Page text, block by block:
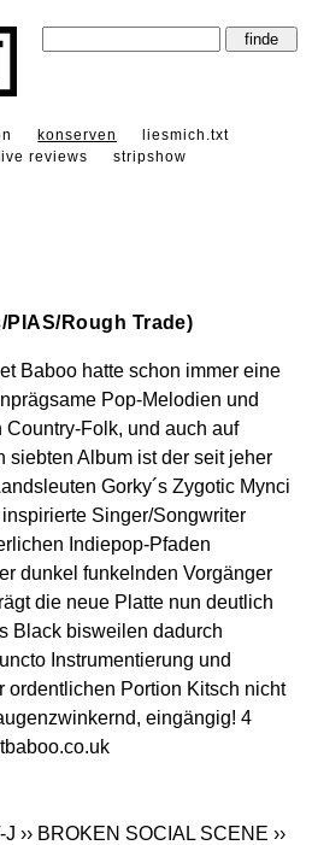
konserven
liesmich.txt
reviews
stripshow
Rough Trade)
Baboo hatte schon immer eine
Pop-Melodien und
Folk, und auch auf
siebten Album ist der seit jeher
Gorky´s Zygotic Mynci
Singer/Songwriter
Indiepop-Pfaden
dunkel funkelnden Vorgänger
die neue Platte nun deutlich
Black bisweilen dadurch
Instrumentierung und
ordentlichen Portion Kitsch nicht
eingängig! 4
J ›› BROKEN SOCIAL SCENE ››